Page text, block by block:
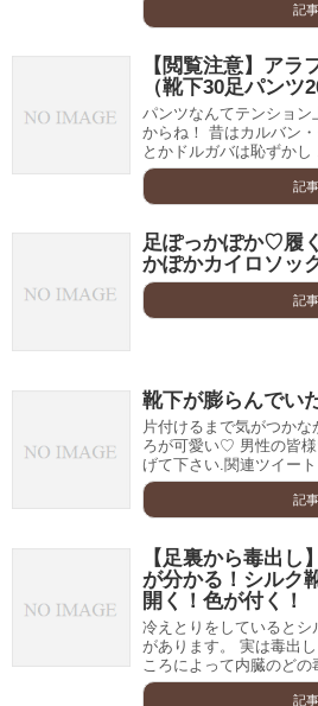
記
【閲覧注意】アラ
（靴下30足パンツ
パンツなんてテンショ
からね！ 昔はカルバン
とかドルガバは恥ずかし
記
足ぽっかぽか♡履
かぽかカイロソッ
記
靴下が膨らんでい
片付けるまで気がつか
ろが可愛い♡ 男性の皆
げて下さい.関連ツイート
記
【足裏から毒出し
が分かる！シルク
開く！色が付く！
冷えとりをしているとシ
があります。 実は毒出
ころによって内臓のどの
記